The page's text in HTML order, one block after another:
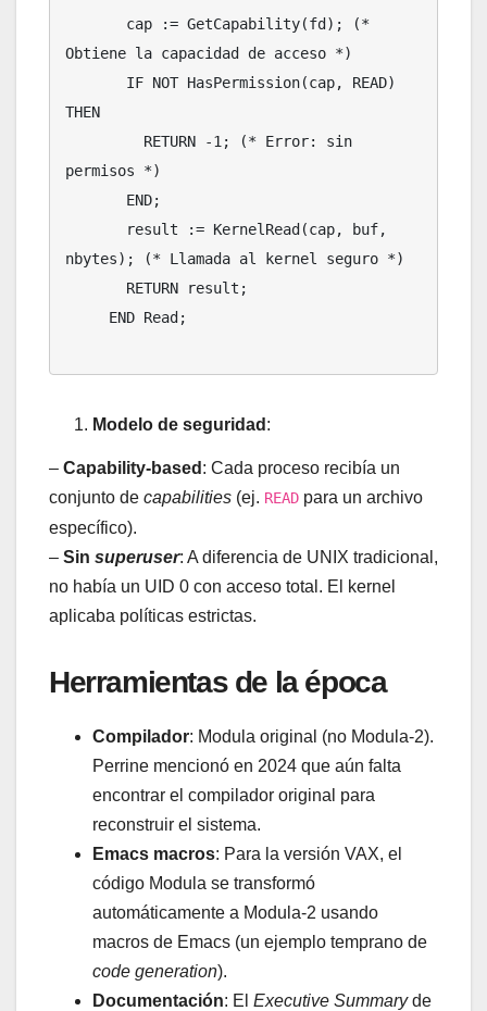
Obtiene la capacidad de acceso *)
THEN
permisos *)
nbytes); (* Llamada al kernel seguro *)
Modelo de seguridad :
– Capability-based : Cada proceso recibía un
conjunto de capabilities (ej. READ para un archivo
específico).
– Sin superuser: A diferencia de UNIX tradicional,
no había un UID 0 con acceso total. El kernel
aplicaba políticas estrictas.
Herramientas de la época
Compilador: Modula original (no Modula-2).
Perrine mencionó en 2024 que aún falta
encontrar el compilador original para
reconstruir el sistema.
Emacs macros: Para la versión VAX, el
código Modula se transformó
automáticamente a Modula-2 usando
macros de Emacs (un ejemplo temprano de
code generation).
Documentación: El Executive Summaryde